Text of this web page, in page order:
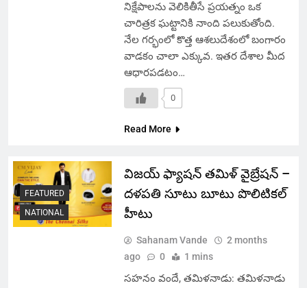
నిక్షేపాలను వెలికితీసే ప్రయత్నం ఒక
చారిత్రక ఘట్టానికి నాంది పలుకుతోంది.
నేల గర్భంలో కొత్త ఆశలుదేశంలో బంగారం
వాడకం చాలా ఎక్కువ. ఇతర దేశాల మీద
ఆధారపడటం…
0
Read More
FEATURED
NATIONAL
విజయ్ ఫ్యాషన్ తమిళ్ వైబ్రేషన్ –
దళపతి సూటు బూటు పొలిటికల్
హీటు
Sahanam Vande
2 months
ago
0 1 mins
సహనం వందే, తమిళనాడు: తమిళనాడు